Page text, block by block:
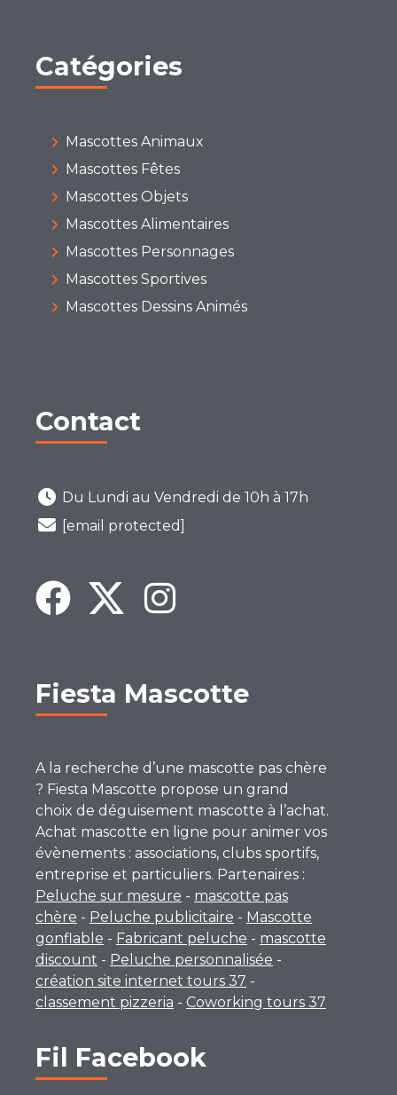
Catégories
Mascottes Animaux
Mascottes Fêtes
Mascottes Objets
Mascottes Alimentaires
Mascottes Personnages
Mascottes Sportives
Mascottes Dessins Animés
Contact
Du Lundi au Vendredi de 10h à 17h
[email protected]
Fiesta Mascotte
A la recherche d’une mascotte pas chère
? Fiesta Mascotte propose un grand
choix de déguisement mascotte à l’achat.
Achat mascotte en ligne pour animer vos
évènements : associations, clubs sportifs,
entreprise et particuliers. Partenaires :
Peluche sur mesure - mascotte pas
chère - Peluche publicitaire - Mascotte
gonflable - Fabricant peluche - mascotte
discount - Peluche personnalisée -
création site internet tours 37 -
classement pizzeria - Coworking tours 37
Fil Facebook